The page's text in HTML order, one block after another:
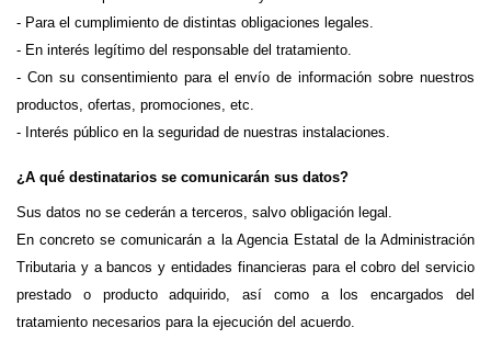
- Para el cumplimiento de distintas obligaciones legales.
- En interés legítimo del responsable del tratamiento.
- Con su consentimiento para el envío de información sobre nuestros
productos, ofertas, promociones, etc.
- Interés público en la seguridad de nuestras instalaciones.
¿A qué destinatarios se comunicarán sus datos?
Sus datos no se cederán a terceros, salvo obligación legal.
En concreto se comunicarán a la Agencia Estatal de la Administración
Tributaria y a bancos y entidades financieras para el cobro del servicio
prestado o producto adquirido, así como a los encargados del
tratamiento necesarios para la ejecución del acuerdo.